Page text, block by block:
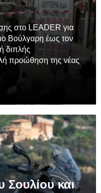
στο LEADER για
Βούλγαρη έως τον
διπλής
προώθηση της νέας
Σουλίου και